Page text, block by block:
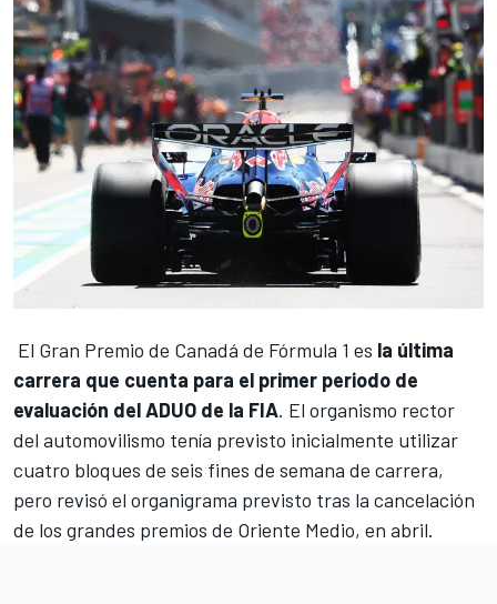
El Gran Premio de Canadá de Fórmula 1 es la última
carrera que cuenta para el primer periodo de
evaluación del ADUO de la FIA. El organismo rector
del automovilismo tenía previsto inicialmente utilizar
cuatro bloques de seis fines de semana de carrera,
pero revisó el organigrama previsto tras la cancelación
de los grandes premios de Oriente Medio, en abril.